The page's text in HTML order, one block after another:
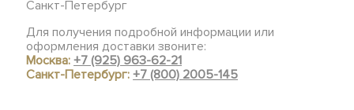
Санкт-Петербург
Для получения подробной информации или
оформления доставки звоните:
Москва:+7 (925) 963-62-21
Санкт-Петербург:+7 (800) 2005-145